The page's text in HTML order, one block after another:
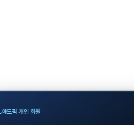
애드픽 개인 회원